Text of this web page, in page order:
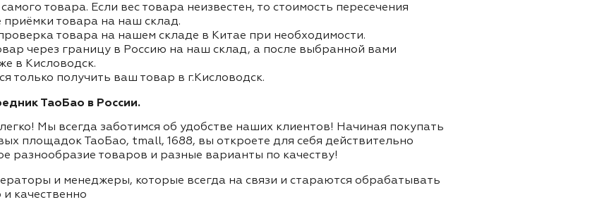
товара. Если вес товара неизвестен, то стоимость пересечения
приёмки товара на наш склад.
товара на нашем складе в Китае при необходимости.
через границу в Россию на наш склад, а после выбранной вами
в Кисловодск.
только получить ваш товар в г.Кисловодск.
ТаоБао в России.
Мы всегда заботимся об удобстве наших клиентов! Начиная покупать
площадок ТаоБао, tmall, 1688, вы откроете для себя действительно
разнообразие товаров и разные варианты по качеству!
и менеджеры, которые всегда на связи и стараются обрабатывать
качественно